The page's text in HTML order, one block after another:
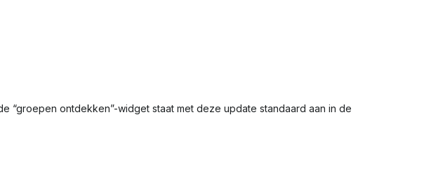
“groepen ontdekken”-widget staat met deze update standaard aan in de